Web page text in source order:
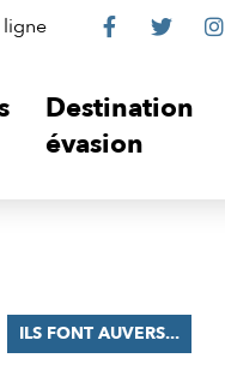
ligne
Le
sur

Le

Le

Destination
évasion
ILS FONT AUVERS...